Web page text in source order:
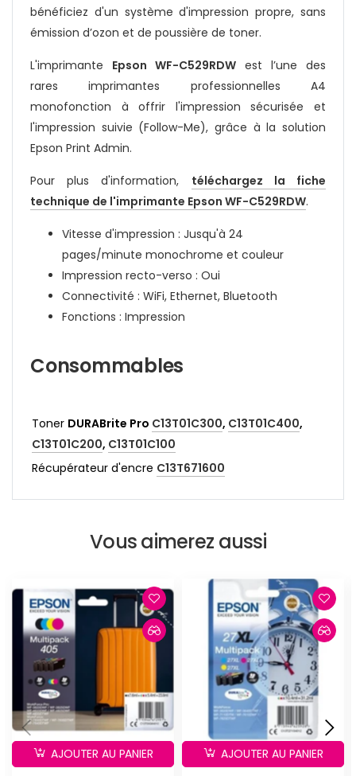
bénéficiez d'un système d'impression propre, sans
émission d’ozon et de poussière de toner.
L'imprimante Epson WF-C529RDW est l’une des
rares imprimantes professionnelles A4
monofonction à offrir l'impression sécurisée et
l'impression suivie (Follow-Me), grâce à la solution
Epson Print Admin.
Pour plus d'information, téléchargez la fiche
technique de l'imprimante Epson WF-C529RDW.
Vitesse d'impression : Jusqu'à 24
pages/minute monochrome et couleur
Impression recto-verso : Oui
Connectivité : WiFi, Ethernet, Bluetooth
Fonctions : Impression
Consommables
Toner DURABrite Pro C13T01C300, C13T01C400,
C13T01C200, C13T01C100
Récupérateur d'encre C13T671600
Vous aimerez aussi
AJOUTER AU PANIER
AJOUTER AU PANIER